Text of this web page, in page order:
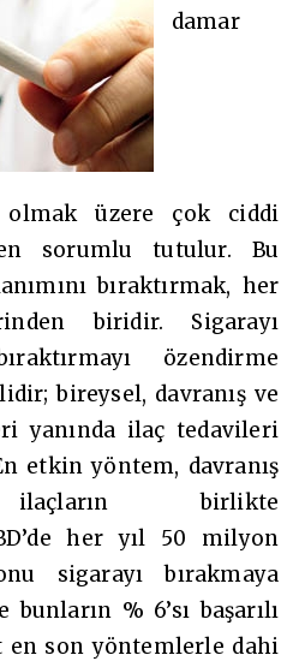
damar
olmak üzere çok ciddi
sorumlu tutulur. Bu
bıraktırmak, her
biridir. Sigarayı
özendirme
bireysel, davranış ve
yanında ilaç tedavileri
etkin yöntem, davranış
ilaçların birlikte
her yıl 50 milyon
sigarayı bırakmaya
bunların % 6’sı başarılı
en son yöntemlerle dahi